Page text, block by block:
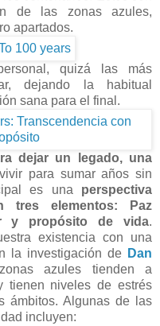
de las zonas azules,
apartados.
quizá las más
dejando la habitual
sana para el final.
dejar un legado, una
para sumar años sin
es una perspectiva
tres elementos: Paz
y propósito de vida.
existencia con una
la investigación de Dan
azules tienden a
tienen niveles de estrés
ámbitos. Algunas de las
incluyen: